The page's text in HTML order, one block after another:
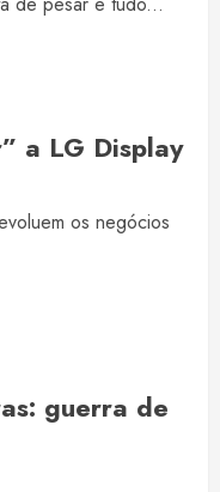
a LG Display
os negócios
guerra de